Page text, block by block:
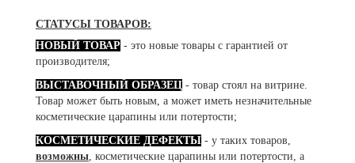
СТАТУСЫ ТОВАРОВ:
НОВЫЙ ТОВАР - это новые товары с гарантией от
производителя;
ВЫСТАВОЧНЫЙ ОБРАЗЕЦ - товар стоял на витрине.
Товар может быть новым, а может иметь незначительные
косметические царапины или потертости;
КОСМЕТИЧЕСКИЕ ДЕФЕКТЫ - у таких товаров,
возможны, косметические царапины или потертости, а